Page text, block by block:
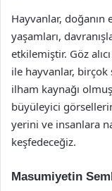
Hayvanlar, doğanın
yaşamları,
etkilemiştir. Göz
ile hayvanlar,
ilham kaynağı
büyüleyici
yerini ve insanlara
keşfedeceğiz.
Masumiyetin